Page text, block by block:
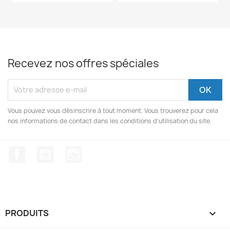
Recevez nos offres spéciales
Vous pouvez vous désinscrire à tout moment. Vous trouverez pour cela
nos informations de contact dans les conditions d'utilisation du site.
PRODUITS 